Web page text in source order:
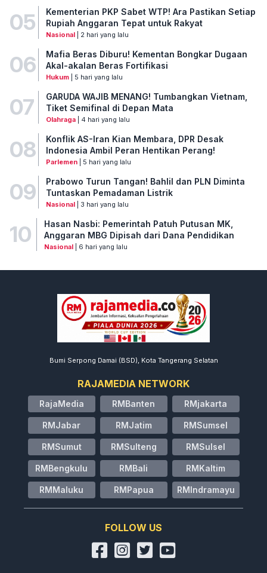
05
Kementerian PKP Sabet WTP! Ara Pastikan Setiap
Rupiah Anggaran Tepat untuk Rakyat
Nasional| 2 hari yang lalu
06
Mafia Beras Diburu! Kementan Bongkar Dugaan
Akal-akalan Beras Fortifikasi
Hukum| 5 hari yang lalu
07
GARUDA WAJIB MENANG! Tumbangkan Vietnam,
Tiket Semifinal di Depan Mata
Olahraga| 4 hari yang lalu
08
Konflik AS-Iran Kian Membara, DPR Desak
Indonesia Ambil Peran Hentikan Perang!
Parlemen| 5 hari yang lalu
09
Prabowo Turun Tangan! Bahlil dan PLN Diminta
Tuntaskan Pemadaman Listrik
Nasional| 3 hari yang lalu
10
Hasan Nasbi: Pemerintah Patuh Putusan MK,
Anggaran MBG Dipisah dari Dana Pendidikan
Nasional| 6 hari yang lalu
Bumi Serpong Damai (BSD), Kota Tangerang Selatan
RAJAMEDIA NETWORK
RajaMedia RMBanten RMjakarta
RMJabar RMJatim RMSumsel
RMSumut RMSulteng RMSulsel
RMBengkulu RMBali RMKaltim
RMMaluku RMPapua RMIndramayu
FOLLOW US